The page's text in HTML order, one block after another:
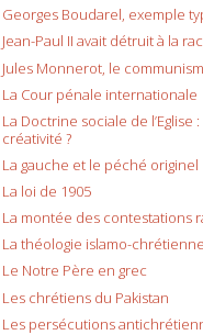
Georges Boudarel, exemple
Jean-Paul II avait détruit à la
Jules Monnerot, le
La Cour pénale internationale
La Doctrine sociale de
créativité ?
La gauche et le péché originel
La loi de 1905
La montée des contestations
La théologie islamo-
Le Notre Père en grec
Les chrétiens du Pakistan
Les persécutions